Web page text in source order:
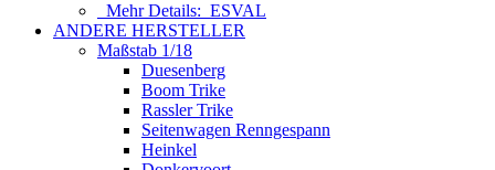
Mehr Details: ESVAL
ANDERE HERSTELLER
Maßstab 1/18
Duesenberg
Boom Trike
Rassler Trike
Seitenwagen Renngespann
Heinkel